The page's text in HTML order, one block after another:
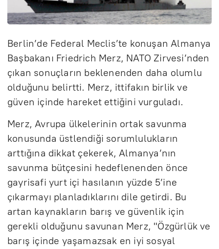
Berlin’de Federal Meclis’te konuşan Almanya
Başbakanı Friedrich Merz, NATO Zirvesi’nden
çıkan sonuçların beklenenden daha olumlu
olduğunu belirtti. Merz, ittifakın birlik ve
güven içinde hareket ettiğini vurguladı.
Merz, Avrupa ülkelerinin ortak savunma
konusunda üstlendiği sorumlulukların
arttığına dikkat çekerek, Almanya’nın
savunma bütçesini hedeflenenden önce
gayrisafi yurt içi hasılanın yüzde 5’ine
çıkarmayı planladıklarını dile getirdi. Bu
artan kaynakların barış ve güvenlik için
gerekli olduğunu savunan Merz, "Özgürlük ve
barış içinde yaşamazsak en iyi sosyal